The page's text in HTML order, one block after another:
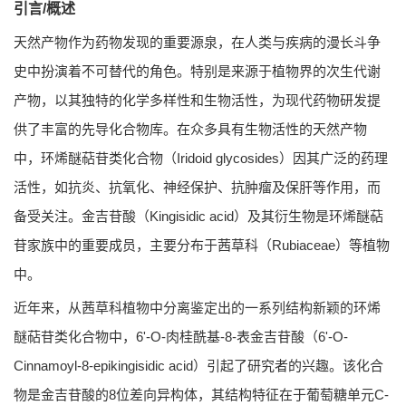
引言/概述
天然产物作为药物发现的重要源泉，在人类与疾病的漫长斗争
史中扮演着不可替代的角色。特别是来源于植物界的次生代谢
产物，以其独特的化学多样性和生物活性，为现代药物研发提
供了丰富的先导化合物库。在众多具有生物活性的天然产物
中，环烯醚萜苷类化合物（Iridoid glycosides）因其广泛的药理
活性，如抗炎、抗氧化、神经保护、抗肿瘤及保肝等作用，而
备受关注。金吉苷酸（Kingisidic acid）及其衍生物是环烯醚萜
苷家族中的重要成员，主要分布于茜草科（Rubiaceae）等植物
中。
近年来，从茜草科植物中分离鉴定出的一系列结构新颖的环烯
醚萜苷类化合物中，6'-O-肉桂酰基-8-表金吉苷酸（6'-O-
Cinnamoyl-8-epikingisidic acid）引起了研究者的兴趣。该化合
物是金吉苷酸的8位差向异构体，其结构特征在于葡萄糖单元C-